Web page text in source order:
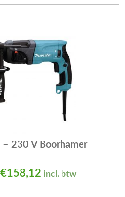
230 V Boorhamer
Oorspronkelijke prijs
€158,12 Huidige prijs is:
incl. btw